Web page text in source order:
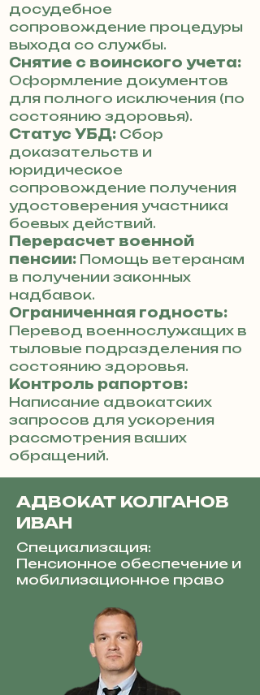
досудебное
сопровождение процедуры
выхода со службы.
Снятие с воинского учета:
Оформление документов
для полного исключения (по
состоянию здоровья).
Статус УБД: Сбор
доказательств и
юридическое
сопровождение получения
удостоверения участника
боевых действий.
Перерасчет военной
пенсии: Помощь ветеранам
в получении законных
надбавок.
Ограниченная годность:
Перевод военнослужащих в
тыловые подразделения по
состоянию здоровья.
Контроль рапортов:
Написание адвокатских
запросов для ускорения
рассмотрения ваших
обращений.
АДВОКАТ КОЛГАНОВ
ИВАН
Специализация:
Пенсионное обеспечение и
мобилизационное право